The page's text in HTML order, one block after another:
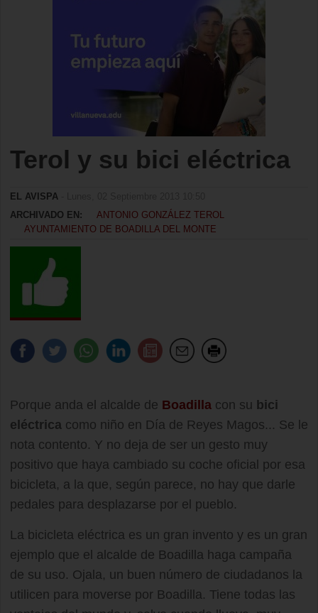
Terol y su bici eléctrica
EL AVISPA
ARCHIVADO EN:
ANTONIO GONZÁLEZ TEROL
AYUNTAMIENTO DE BOADILLA DEL MONTE
Porque anda el alcalde de Boadilla con su bici
eléctrica como niño en Día de Reyes Magos... Se le
nota contento. Y no deja de ser un gesto muy
positivo que haya cambiado su coche oficial por esa
bicicleta, a la que, según parece, no hay que darle
pedales para desplazarse por el pueblo.
La bicicleta eléctrica es un gran invento y es un gran
ejemplo que el alcalde de Boadilla haga campaña
de su uso. Ojala, un buen número de ciudadanos la
utilicen para moverse por Boadilla. Tiene todas las